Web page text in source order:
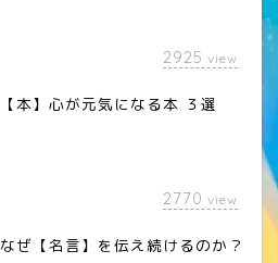
2925 view
【本】心が元気になる本 ３選
2770 view
なぜ【名言】を伝え続けるのか？